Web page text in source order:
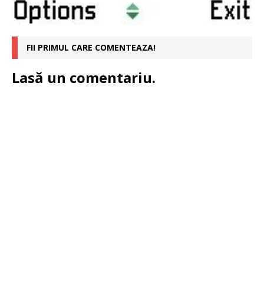
FII PRIMUL CARE COMENTEAZA!
Lasă un comentariu.